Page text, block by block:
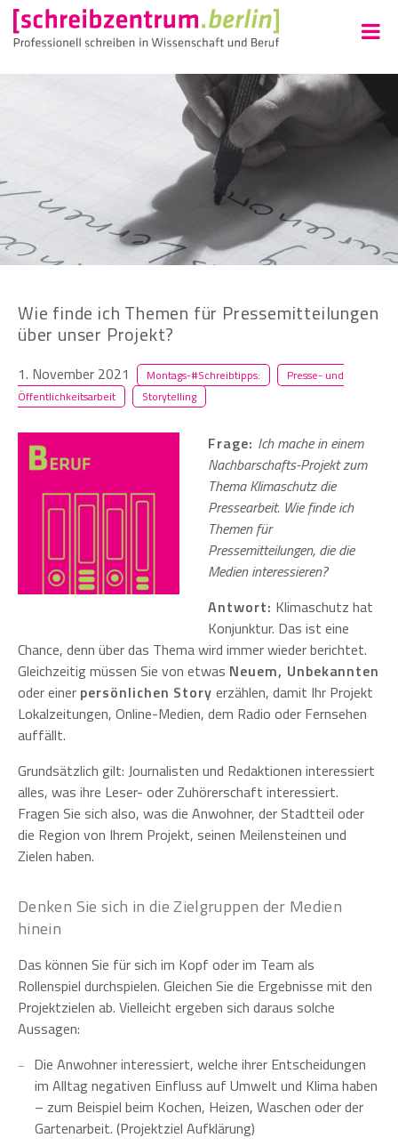
Wie finde ich Themen für Pressemitteilungen
über unser Projekt?
1. November 2021 Montags-#Schreibtipps:
Presse- und
Öffentlichkeitsarbeit
Storytelling
Frage: Ich mache in einem
Nachbarschafts-Projekt zum
Thema Klimaschutz die
Pressearbeit. Wie finde ich
Themen für
Pressemitteilungen, die die
Medien interessieren?
Antwort: Klimaschutz hat
Konjunktur. Das ist eine
Chance, denn über das Thema wird immer wieder berichtet.
Gleichzeitig müssen Sie von etwas Neuem, Unbekannten
oder einer persönlichen Story erzählen, damit Ihr Projekt
Lokalzeitungen, Online-Medien, dem Radio oder Fernsehen
auffällt.
Grundsätzlich gilt: Journalisten und Redaktionen interessiert
alles, was ihre Leser- oder Zuhörerschaft interessiert.
Fragen Sie sich also, was die Anwohner, der Stadtteil oder
die Region von Ihrem Projekt, seinen Meilensteinen und
Zielen haben.
Denken Sie sich in die Zielgruppen der Medien
hinein
Das können Sie für sich im Kopf oder im Team als
Rollenspiel durchspielen. Gleichen Sie die Ergebnisse mit den
Projektzielen ab. Vielleicht ergeben sich daraus solche
Aussagen:
Die Anwohner interessiert, welche ihrer Entscheidungen
im Alltag negativen Einfluss auf Umwelt und Klima haben
– zum Beispiel beim Kochen, Heizen, Waschen oder der
Gartenarbeit. (Projektziel Aufklärung)